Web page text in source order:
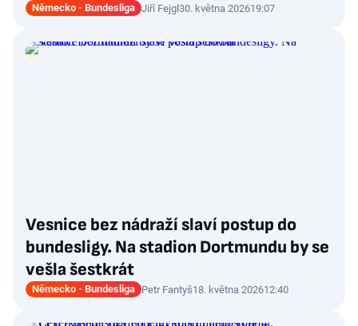
Německo - Bundesliga Jiří Fejgl30. května 202619:07
Vesnice bez nádraží slaví postup do
bundesligy. Na stadion Dortmundu by se
vešla šestkrát
Německo - Bundesliga Petr Fantyš18. května 202612:40